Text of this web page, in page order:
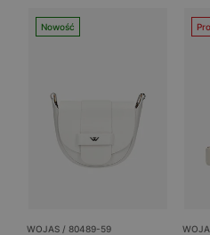
Nowość
WOJAS / 80489-59